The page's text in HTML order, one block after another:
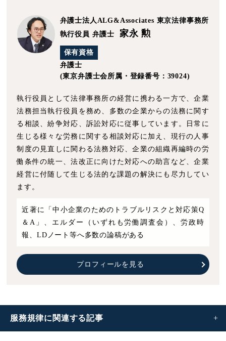
服務規律に 関連する記事
弁護士法人ALG&Associates 東京法律事務所
執行役員 弁護士
家永 勲
保有資格
弁護士
(東京弁護士会所属・登録番号：39024)
執行役員として法律事務所の経営に携わる一方で、企業
法務担当執行役員を務め、多数の企業からの法務に関す
る相談、紛争対応、訴訟対応に従事しています。日常に
生じる様々な労務に関する相談対応に加え、現行の人事
制度の見直しに関わる法務対応、企業の組織再編時の労
働条件の統一、法改正に向けた対応への助言など、企業
経営に付随して生じる法的な課題の解決にも尽力してい
ます。
近著に「中小企業のためのトラブルリスクと対応策Q
＆A」、エルダー（いずれも労働調査会）、労政時
報、LDノート等へ多数の論稿がある
プロフィールを見る